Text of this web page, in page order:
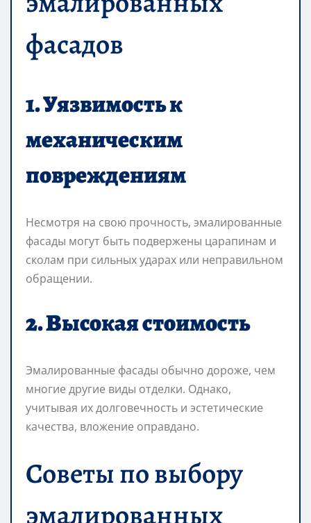
фасадов
1. Уязвимость к
механическим
повреждениям
Несмотря на свою прочность, эмалированные
фасады могут быть подвержены царапинам и
сколам при сильных ударах или неправильном
обращении.
2. Высокая стоимость
Эмалированные фасады обычно дороже, чем
многие другие виды отделки. Однако,
учитывая их долговечность и эстетические
качества, вложение оправдано.
Советы по выбору
эмалированных